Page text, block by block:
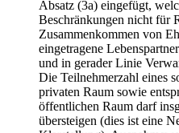
Absatz (3a) eingefügt,
Beschränkungen nicht für
Zusammenkommen von
eingetragene
und in gerader Linie
Die Teilnehmerzahl eines
privaten Raum sowie
öffentlichen Raum darf
übersteigen (dies ist eine